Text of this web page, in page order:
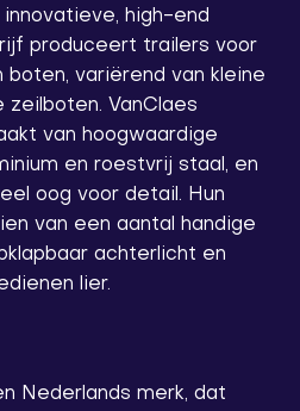
high-end
produceert trailers voor
variërend van kleine
VanClaes
van hoogwaardige
en roestvrij staal, en
oog voor detail. Hun
van een aantal handige
achterlicht en
lier.
Nederlands merk, dat